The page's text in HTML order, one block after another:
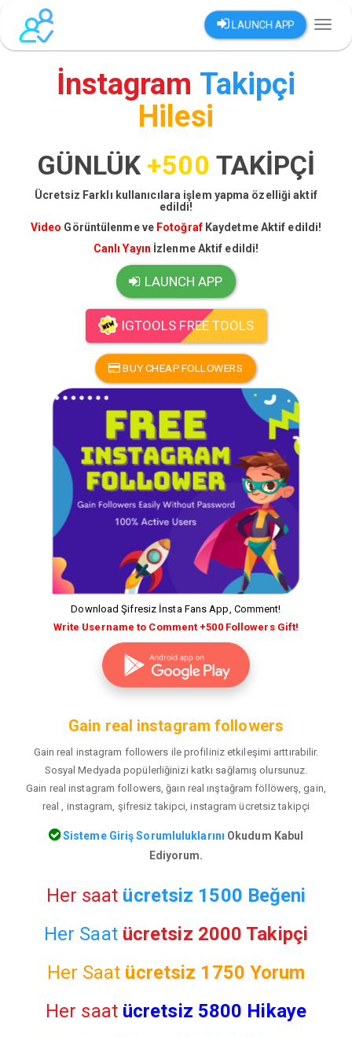
LAUNCH APP
İnstagram Takipçi
Hilesi
GÜNLÜK +500 TAKİPÇİ
Ücretsiz Farklı kullanıcılara işlem yapma özelliği aktif
edildi!
Video Görüntülenme ve Fotoğraf Kaydetme Aktif edildi!
Canlı Yayın İzlenme Aktif edildi!
LAUNCH APP
IGTOOLS FREE TOOLS
BUY CHEAP FOLLOWERS
Download Şifresiz İnsta Fans App, Comment!
Write Username to Comment +500 Followers Gift!
Gain real instagram followers
Gain real instagram followers ile profiliniz etkileşimi arttırabilir.
Sosyal Medyada popülerliğinizi katkı sağlamış olursunuz.
Gain real instagram followers, ğaın real ınştağram föllöwerş, gain,
real , instagram, şifresiz takipci, instagram ücretsiz takipçi
Sisteme Giriş Sorumluluklarını Okudum Kabul
Ediyorum.
Her saat ücretsiz 1500 Beğeni
Her Saat ücretsiz 2000 Takipçi
Her Saat ücretsiz 1750 Yorum
Her saat ücretsiz 5800 Hikaye